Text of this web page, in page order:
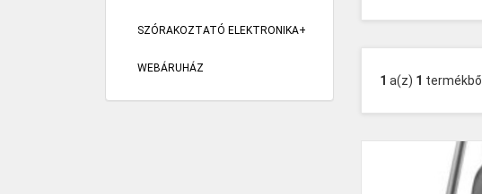
SZÓRAKOZTATÓ ELEKTRONIKA
WEBÁRUHÁZ
1 a(z) 1 termékből